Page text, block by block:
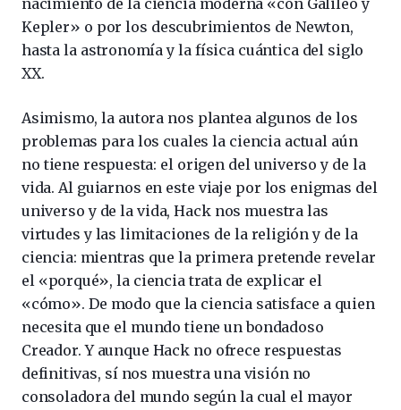
nacimiento de la ciencia moderna «con Galileo y
Kepler» o por los descubrimientos de Newton,
hasta la astronomía y la física cuántica del siglo
XX.
Asimismo, la autora nos plantea algunos de los
problemas para los cuales la ciencia actual aún
no tiene respuesta: el origen del universo y de la
vida. Al guiarnos en este viaje por los enigmas del
universo y de la vida, Hack nos muestra las
virtudes y las limitaciones de la religión y de la
ciencia: mientras que la primera pretende revelar
el «porqué», la ciencia trata de explicar el
«cómo». De modo que la ciencia satisface a quien
necesita que el mundo tiene un bondadoso
Creador. Y aunque Hack no ofrece respuestas
definitivas, sí nos muestra una visión no
consoladora del mundo según la cual el mayor